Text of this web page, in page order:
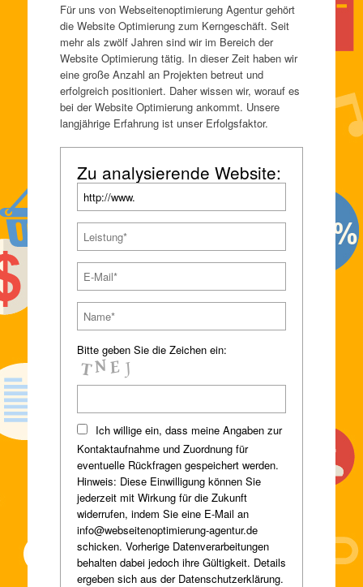
Für uns von Webseitenoptimierung Agentur gehört
die Website Optimierung zum Kerngeschäft. Seit
mehr als zwölf Jahren sind wir im Bereich der
Website Optimierung tätig. In dieser Zeit haben wir
eine große Anzahl an Projekten betreut und
erfolgreich positioniert. Daher wissen wir, worauf es
bei der Website Optimierung ankommt. Unsere
langjährige Erfahrung ist unser Erfolgsfaktor.
Zu analysierende Website:
Bitte geben Sie die Zeichen ein:
Ich willige ein, dass meine Angaben zur
Kontaktaufnahme und Zuordnung für
eventuelle Rückfragen gespeichert werden.
Hinweis: Diese Einwilligung können Sie
jederzeit mit Wirkung für die Zukunft
widerrufen, indem Sie eine E-Mail an
info@webseitenoptimierung-agentur.de
schicken. Vorherige Datenverarbeitungen
behalten dabei jedoch ihre Gültigkeit. Details
ergeben sich aus der Datenschutzerklärung.